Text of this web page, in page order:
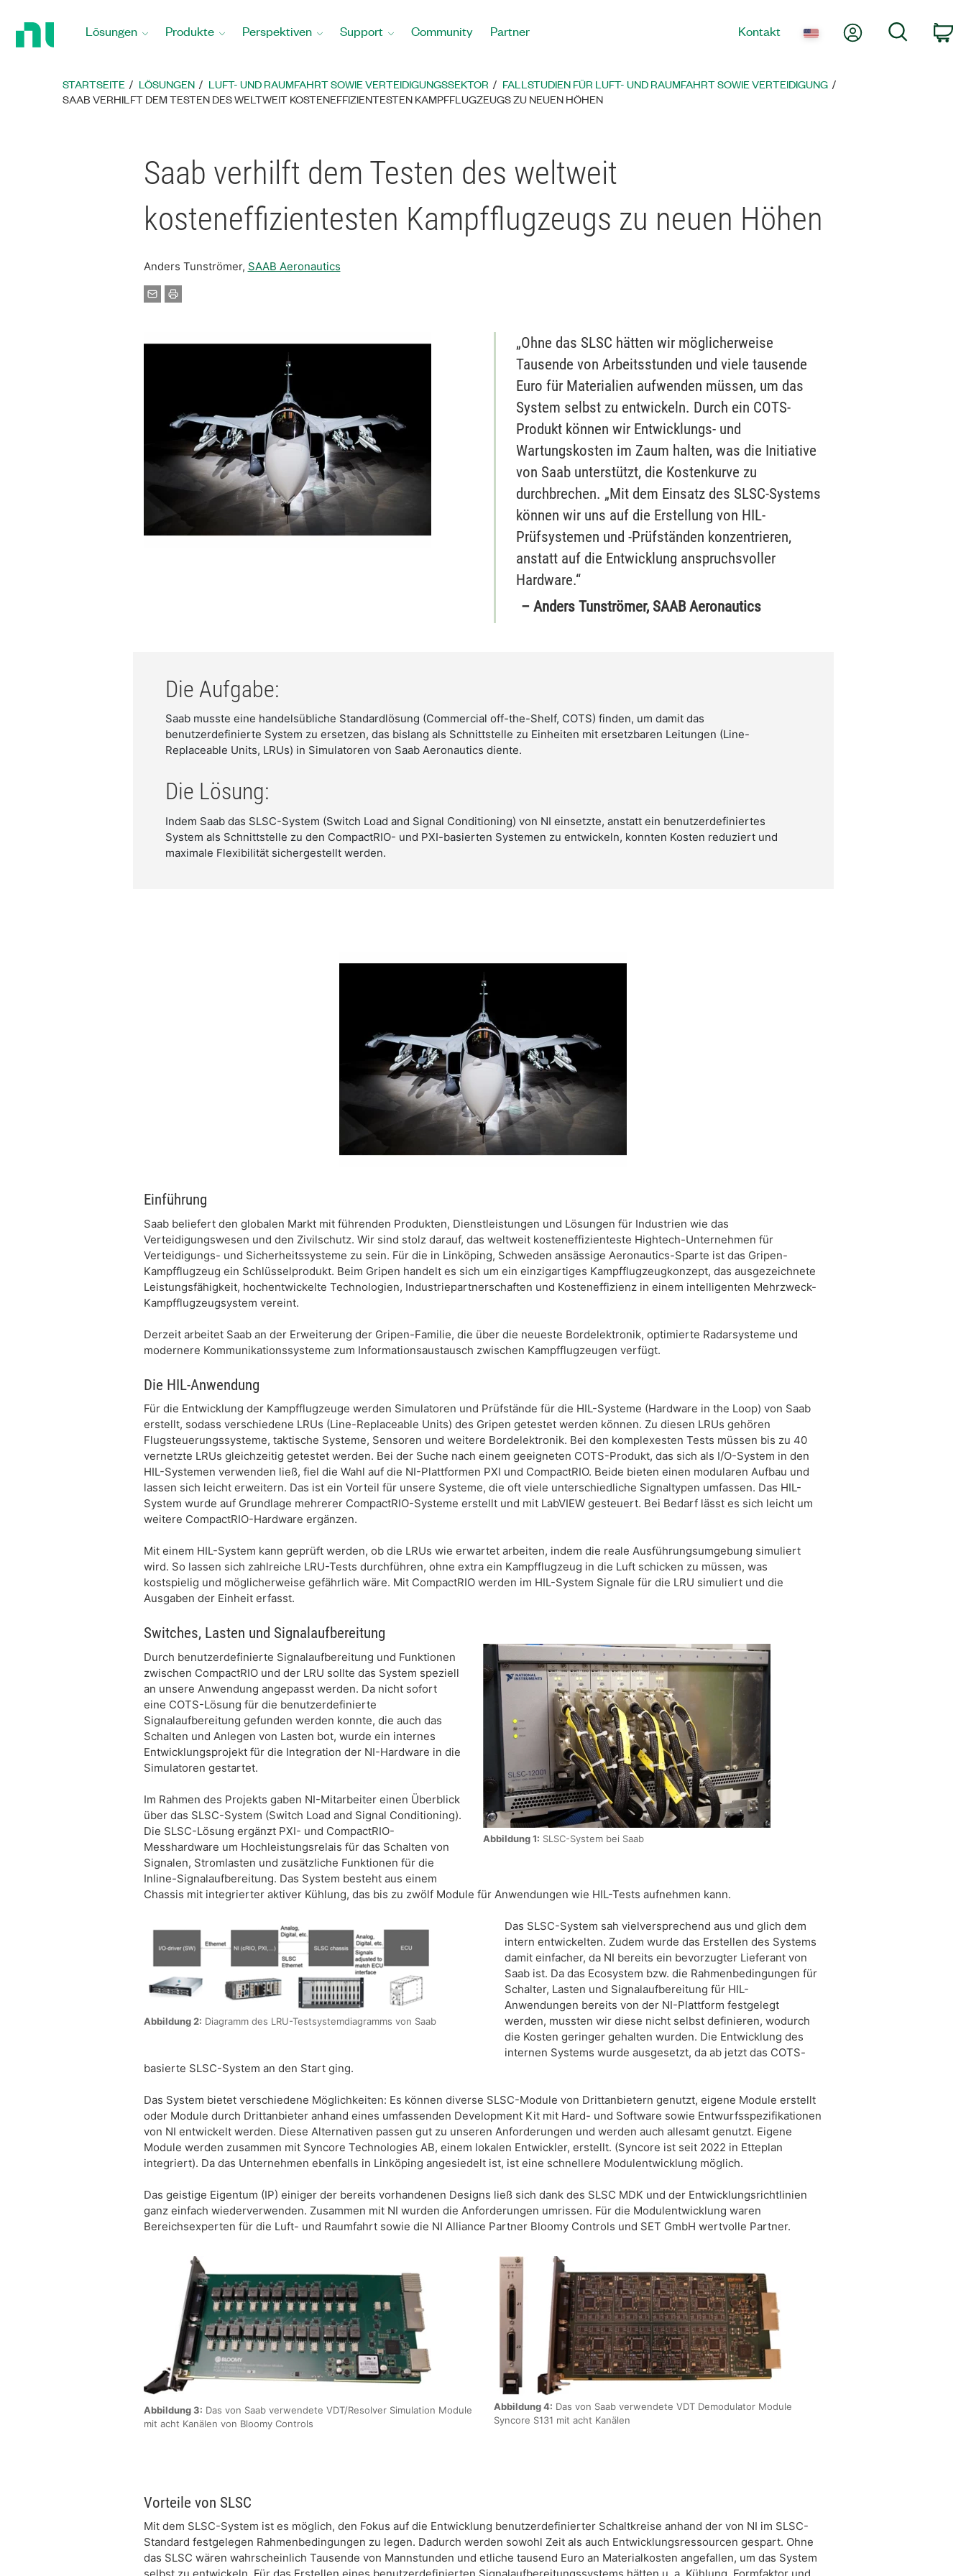
Startseite
Lösungen Produkte Perspektiven Support Community Partner Kontakt Mein KontoSuche
STARTSEITE LÖSUNGEN LUFT- UND RAUMFAHRT SOWIE VERTEIDIGUNGSSEKTOR
FALLSTUDIEN FÜR LUFT- UND RAUMFAHRT SOWIE VERTEIDIGUNG
SAAB VERHILFT DEM TESTEN DES WELTWEIT KOSTENEFFIZIENTESTEN KAMPFFLUGZEUGS ZU NEUEN HÖHEN
Saab verhilft dem Testen des weltweit
kosteneffizientesten Kampfflugzeugs zu neuen Höhen
Anders Tunströmer, SAAB Aeronautics
„Ohne das SLSC hätten wir möglicherweise
Tausende von Arbeitsstunden und viele tausende
Euro für Materialien aufwenden müssen, um das
System selbst zu entwickeln. Durch ein COTS-
Produkt können wir Entwicklungs- und
Wartungskosten im Zaum halten, was die Initiative
von Saab unterstützt, die Kostenkurve zu
durchbrechen. „Mit dem Einsatz des SLSC-Systems
können wir uns auf die Erstellung von HIL-
Prüfsystemen und -Prüfständen konzentrieren,
anstatt auf die Entwicklung anspruchsvoller
Hardware.“
– Anders Tunströmer, SAAB Aeronautics
Die Aufgabe:
Saab musste eine handelsübliche Standardlösung (Commercial off-the-Shelf, COTS) finden, um damit das
benutzerdefinierte System zu ersetzen, das bislang als Schnittstelle zu Einheiten mit ersetzbaren Leitungen (Line-
Replaceable Units, LRUs) in Simulatoren von Saab Aeronautics diente.
Die Lösung:
Indem Saab das SLSC-System (Switch Load and Signal Conditioning) von NI einsetzte, anstatt ein benutzerdefiniertes
System als Schnittstelle zu den CompactRIO- und PXI-basierten Systemen zu entwickeln, konnten Kosten reduziert und
maximale Flexibilität sichergestellt werden.
Einführung
Saab beliefert den globalen Markt mit führenden Produkten, Dienstleistungen und Lösungen für Industrien wie das
Verteidigungswesen und den Zivilschutz. Wir sind stolz darauf, das weltweit kosteneffizienteste Hightech-Unternehmen für
Verteidigungs- und Sicherheitssysteme zu sein. Für die in Linköping, Schweden ansässige Aeronautics-Sparte ist das Gripen-
Kampfflugzeug ein Schlüsselprodukt. Beim Gripen handelt es sich um ein einzigartiges Kampfflugzeugkonzept, das ausgezeichnete
Leistungsfähigkeit, hochentwickelte Technologien, Industriepartnerschaften und Kosteneffizienz in einem intelligenten Mehrzweck-
Kampfflugzeugsystem vereint.
Derzeit arbeitet Saab an der Erweiterung der Gripen-Familie, die über die neueste Bordelektronik, optimierte Radarsysteme und
modernere Kommunikationssysteme zum Informationsaustausch zwischen Kampfflugzeugen verfügt.
Die HIL-Anwendung
Für die Entwicklung der Kampfflugzeuge werden Simulatoren und Prüfstände für die HIL-Systeme (Hardware in the Loop) von Saab
erstellt, sodass verschiedene LRUs (Line-Replaceable Units) des Gripen getestet werden können. Zu diesen LRUs gehören
Flugsteuerungssysteme, taktische Systeme, Sensoren und weitere Bordelektronik. Bei den komplexesten Tests müssen bis zu 40
vernetzte LRUs gleichzeitig getestet werden. Bei der Suche nach einem geeigneten COTS-Produkt, das sich als I/O-System in den
HIL-Systemen verwenden ließ, fiel die Wahl auf die NI-Plattformen PXI und CompactRIO. Beide bieten einen modularen Aufbau und
lassen sich leicht erweitern. Das ist ein Vorteil für unsere Systeme, die oft viele unterschiedliche Signaltypen umfassen. Das HIL-
System wurde auf Grundlage mehrerer CompactRIO-Systeme erstellt und mit LabVIEW gesteuert. Bei Bedarf lässt es sich leicht um
weitere CompactRIO-Hardware ergänzen.
Mit einem HIL-System kann geprüft werden, ob die LRUs wie erwartet arbeiten, indem die reale Ausführungsumgebung simuliert
wird. So lassen sich zahlreiche LRU-Tests durchführen, ohne extra ein Kampfflugzeug in die Luft schicken zu müssen, was
kostspielig und möglicherweise gefährlich wäre. Mit CompactRIO werden im HIL-System Signale für die LRU simuliert und die
Ausgaben der Einheit erfasst.
Abbildung 1: SLSC-System bei Saab
Switches, Lasten und Signalaufbereitung
Durch benutzerdefinierte Signalaufbereitung und Funktionen
zwischen CompactRIO und der LRU sollte das System speziell
an unsere Anwendung angepasst werden. Da nicht sofort
eine COTS-Lösung für die benutzerdefinierte
Signalaufbereitung gefunden werden konnte, die auch das
Schalten und Anlegen von Lasten bot, wurde ein internes
Entwicklungsprojekt für die Integration der NI-Hardware in die
Simulatoren gestartet.
Im Rahmen des Projekts gaben NI-Mitarbeiter einen Überblick
über das SLSC-System (Switch Load and Signal Conditioning).
Die SLSC-Lösung ergänzt PXI- und CompactRIO-
Messhardware um Hochleistungsrelais für das Schalten von
Signalen, Stromlasten und zusätzliche Funktionen für die
Inline-Signalaufbereitung. Das System besteht aus einem
Chassis mit integrierter aktiver Kühlung, das bis zu zwölf Module für Anwendungen wie HIL-Tests aufnehmen kann.
Abbildung 2: Diagramm des LRU-Testsystemdiagramms von Saab
Das SLSC-System sah vielversprechend aus und glich dem
intern entwickelten. Zudem wurde das Erstellen des Systems
damit einfacher, da NI bereits ein bevorzugter Lieferant von
Saab ist. Da das Ecosystem bzw. die Rahmenbedingungen für
Schalter, Lasten und Signalaufbereitung für HIL-
Anwendungen bereits von der NI-Plattform festgelegt
werden, mussten wir diese nicht selbst definieren, wodurch
die Kosten geringer gehalten wurden. Die Entwicklung des
internen Systems wurde ausgesetzt, da ab jetzt das COTS-
basierte SLSC-System an den Start ging.
Das System bietet verschiedene Möglichkeiten: Es können diverse SLSC-Module von Drittanbietern genutzt, eigene Module erstellt
oder Module durch Drittanbieter anhand eines umfassenden Development Kit mit Hard- und Software sowie Entwurfsspezifikationen
von NI entwickelt werden. Diese Alternativen passen gut zu unseren Anforderungen und werden auch allesamt genutzt. Eigene
Module werden zusammen mit Syncore Technologies AB, einem lokalen Entwickler, erstellt. (Syncore ist seit 2022 in Etteplan
integriert). Da das Unternehmen ebenfalls in Linköping angesiedelt ist, ist eine schnellere Modulentwicklung möglich.
Das geistige Eigentum (IP) einiger der bereits vorhandenen Designs ließ sich dank des SLSC MDK und der Entwicklungsrichtlinien
ganz einfach wiederverwenden. Zusammen mit NI wurden die Anforderungen umrissen. Für die Modulentwicklung waren
Bereichsexperten für die Luft- und Raumfahrt sowie die NI Alliance Partner Bloomy Controls und SET GmbH wertvolle Partner.
Abbildung 3: Das von Saab verwendete VDT/Resolver Simulation Module
mit acht Kanälen von Bloomy Controls
Abbildung 4: Das von Saab verwendete VDT Demodulator Module
Syncore S131 mit acht Kanälen
Vorteile von SLSC
Mit dem SLSC-System ist es möglich, den Fokus auf die Entwicklung benutzerdefinierter Schaltkreise anhand der von NI im SLSC-
Standard festgelegen Rahmenbedingungen zu legen. Dadurch werden sowohl Zeit als auch Entwicklungsressourcen gespart. Ohne
das SLSC wären wahrscheinlich Tausende von Mannstunden und etliche tausend Euro an Materialkosten angefallen, um das System